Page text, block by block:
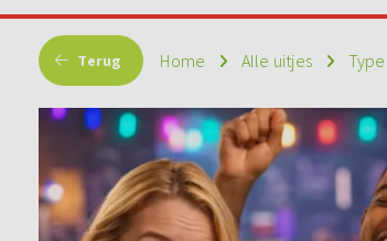
Terug Home Alle uitjes Type